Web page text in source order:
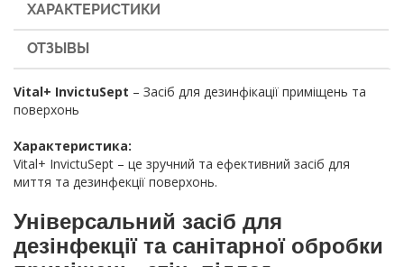
ХАРАКТЕРИСТИКИ
ОТЗЫВЫ
Vital+ InvictuSept – Засіб для дезинфікації приміщень та
поверхонь
Характеристика:
Vital+ InvictuSept – це зручний та ефективний засіб для
миття та дезинфекції поверхонь.
Універсальний засіб для
дезінфекції та санітарної обробки